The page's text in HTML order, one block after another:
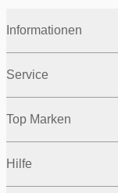
Informationen
Service
Top Marken
Hilfe